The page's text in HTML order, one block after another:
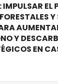
IMPULSAR EL
Y
Y
EN